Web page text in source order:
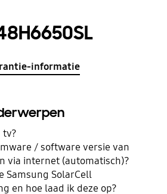
informatie
tv?
/ software versie van
via internet (automatisch)?
Samsung SolarCell
en hoe laad ik deze op?